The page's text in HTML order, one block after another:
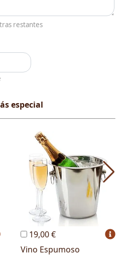
restantes
especial
19,00 €
Vino Espumoso